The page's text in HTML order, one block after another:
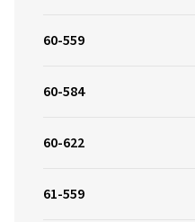
60-559
60-584
60-622
61-559